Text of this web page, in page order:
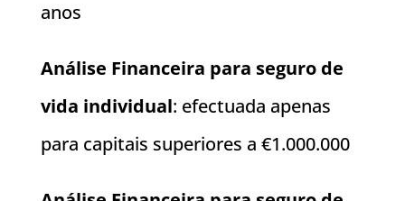
anos
Análise Financeira para seguro de
vida individual: efectuada apenas
para capitais superiores a €1.000.000